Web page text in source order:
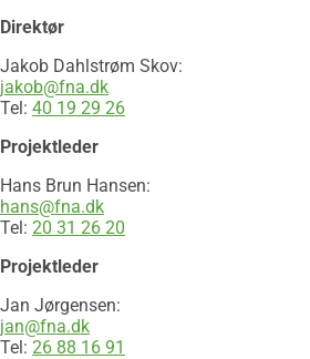
Direktør
Jakob Dahlstrøm Skov:
jakob@fna.dk
Tel: 40 19 29 26​
Projektleder
Hans Brun Hansen:
hans@fna.dk
Tel: 20 31 26 20​​
Projektleder
Jan Jørgensen:
jan@fna.dk
Tel: 26 88 16 91​​